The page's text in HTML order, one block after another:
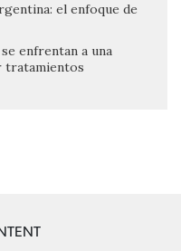
el enfoque de
enfrentan a una
tratamientos